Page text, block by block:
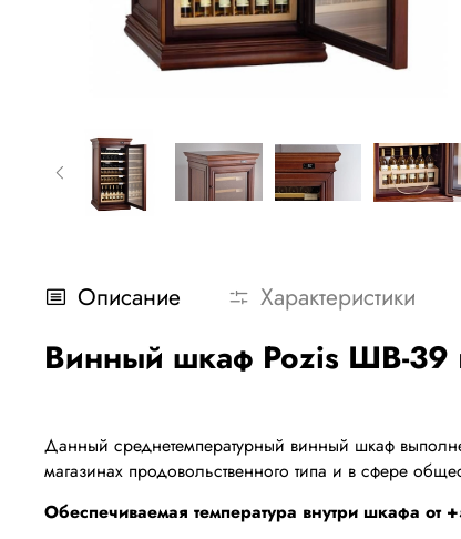
Описание Характеристики
Винный шкаф Pozis ШВ-39
Данный среднетемпературный винный шкаф
магазинах продовольственного типа и в сфере
Обеспечиваемая температура внутри шкафа от